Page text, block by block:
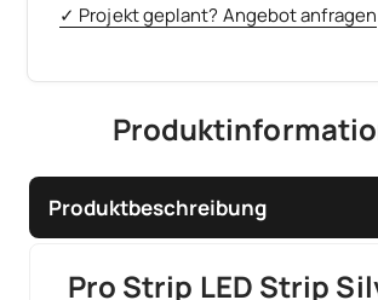
✓ Projekt geplant? Angebot anfragen
Produktbeschreibung
Pro Strip LED Strip